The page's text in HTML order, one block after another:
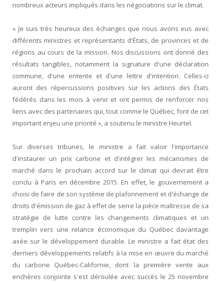
nombreux acteurs impliqués dans les négociations sur le climat.
« Je suis très heureux des échanges que nous avons eus avec
différents ministres et représentants d'États, de provinces et de
régions au cours de la mission. Nos discussions ont donné des
résultats tangibles, notamment la signature d'une déclaration
commune, d'une entente et d'une lettre d'intention. Celles-ci
auront des répercussions positives sur les actions des États
fédérés dans les mois à venir et ont permis de renforcer nos
liens avec des partenaires qui, tout comme le Québec, font de cet
important enjeu une priorité », a soutenu le ministre Heurtel.
Sur diverses tribunes, le ministre a fait valoir l'importance
d'instaurer un prix carbone et d'intégrer les mécanismes de
marché dans le prochain accord sur le climat qui devrait être
conclu à Paris en décembre 2015. En effet, le gouvernement a
choisi de faire de son système de plafonnement et d'échange de
droits d'émission de gaz à effet de serre la pièce maîtresse de sa
stratégie de lutte contre les changements climatiques et un
tremplin vers une relance économique du Québec davantage
axée sur le développement durable. Le ministre a fait état des
derniers développements relatifs à la mise en œuvre du marché
du carbone Québec-Californie, dont la première vente aux
enchères conjointe s'est déroulée avec succès le 25 novembre